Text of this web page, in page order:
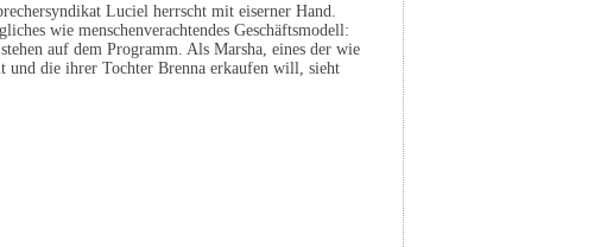
Luciel herrscht mit eiserner Hand.
wie menschenverachtendes Geschäftsmodell:
auf dem Programm. Als Marsha, eines der wie
und die ihrer Tochter Brenna erkaufen will, sieht